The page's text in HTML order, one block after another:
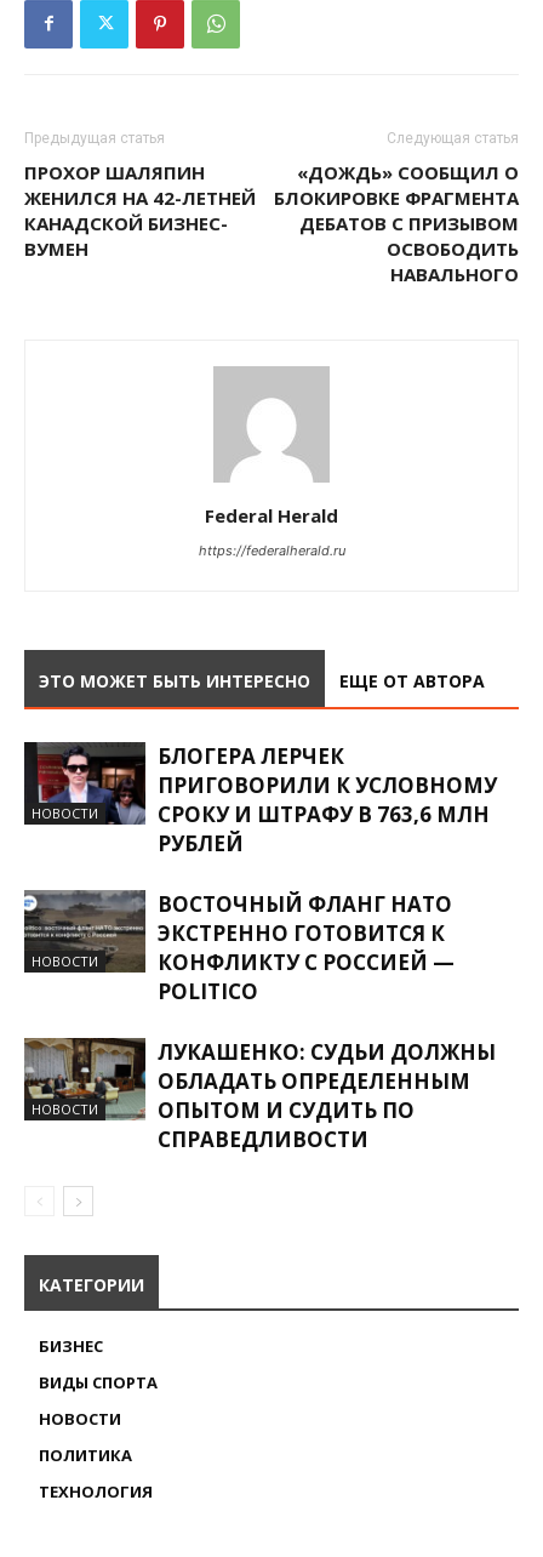
Предыдущая статья
ПРОХОР ШАЛЯПИН
ЖЕНИЛСЯ НА 42-ЛЕТНЕЙ
КАНАДСКОЙ БИЗНЕС-
ВУМЕН
Следующая статья
«ДОЖДЬ» СООБЩИЛ О
БЛОКИРОВКЕ ФРАГМЕНТА
ДЕБАТОВ С ПРИЗЫВОМ
ОСВОБОДИТЬ
НАВАЛЬНОГО
Federal Herald
https://federalherald.ru
ЭТО МОЖЕТ БЫТЬ ИНТЕРЕСНО ЕЩЕ ОТ АВТОРА
НОВОСТИ
БЛОГЕРА ЛЕРЧЕК
ПРИГОВОРИЛИ К УСЛОВНОМУ
СРОКУ И ШТРАФУ В 763,6 МЛН
РУБЛЕЙ
НОВОСТИ
ВОСТОЧНЫЙ ФЛАНГ НАТО
ЭКСТРЕННО ГОТОВИТСЯ К
КОНФЛИКТУ С РОССИЕЙ —
POLITICO
НОВОСТИ
ЛУКАШЕНКО: СУДЬИ ДОЛЖНЫ
ОБЛАДАТЬ ОПРЕДЕЛЕННЫМ
ОПЫТОМ И СУДИТЬ ПО
СПРАВЕДЛИВОСТИ
КАТЕГОРИИ
БИЗНЕС
ВИДЫ СПОРТА
НОВОСТИ
ПОЛИТИКА
ТЕХНОЛОГИЯ